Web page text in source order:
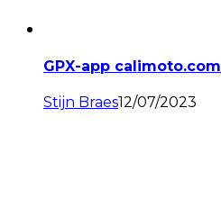
GPX-app calimoto.com
Stijn Braes12/07/2023